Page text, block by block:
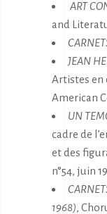
ART
and
JEAN
Artistes en
American
UN
cadre de
et des
n°54, juin
1968),